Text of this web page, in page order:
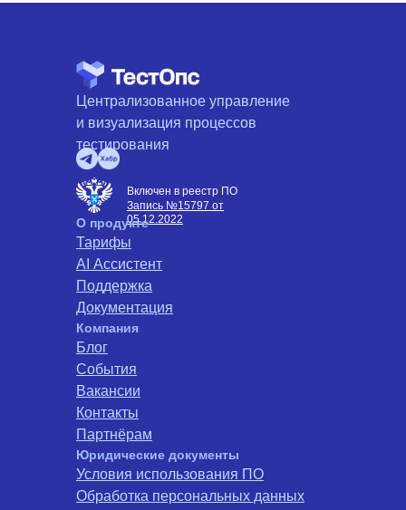
Централизованное управление
и визуализация процессов
тестирования
Включен в реестр ПО
Запись №15797 от
05.12.2022
О продукте
Тарифы
AI Ассистент
Поддержка
Документация
Компания
Блог
События
Вакансии
Контакты
Партнёрам
Юридические документы
Условия использования ПО
Обработка персональных данных